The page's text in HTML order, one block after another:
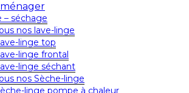
– séchage
nos lave-linge
linge top
linge frontal
linge séchant
nos Sèche-linge
linge pompe à chaleur